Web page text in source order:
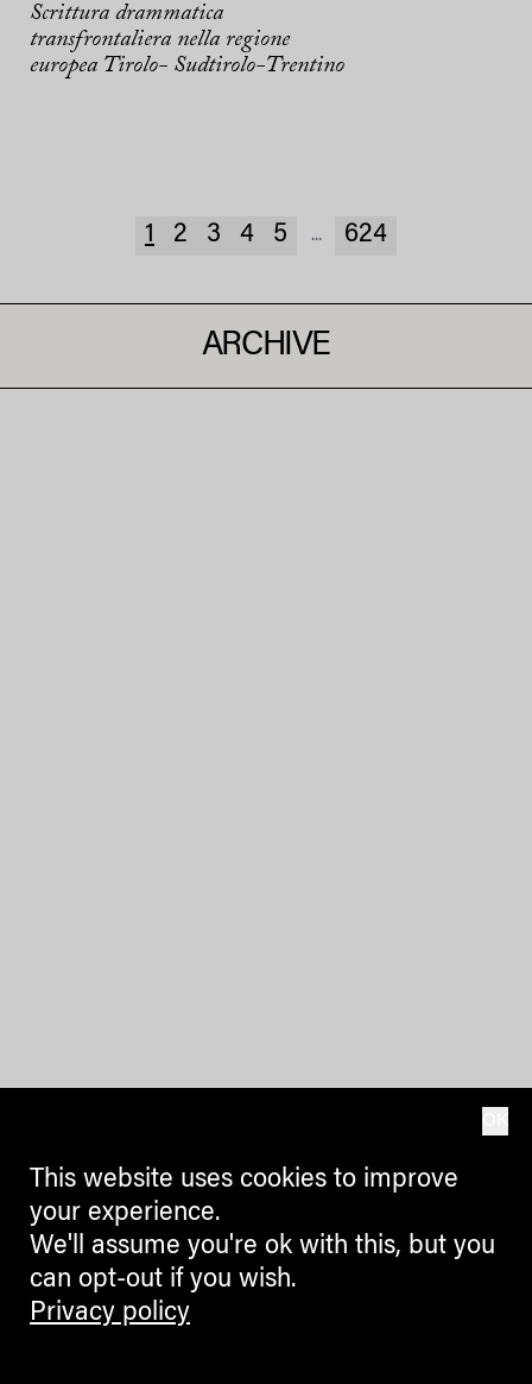
Scrittura drammatica
transfrontaliera nella regione
europea Tirolo- Sudtirolo-Trentino
1 2 3 4 5 ... 624
ARCHIVE
This website uses cookies to improve
your experience.
We'll assume you're ok with this, but you
can opt-out if you wish.
Privacy policy